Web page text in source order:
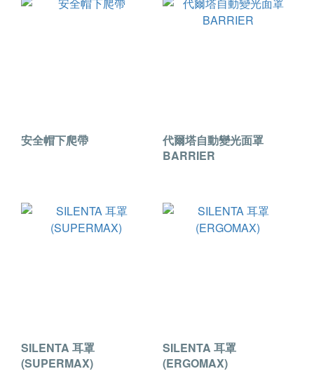
安全帽下爬帶
代爾塔自動變光面罩
BARRIER
SILENTA 耳罩
(SUPERMAX)
SILENTA 耳罩
(ERGOMAX)